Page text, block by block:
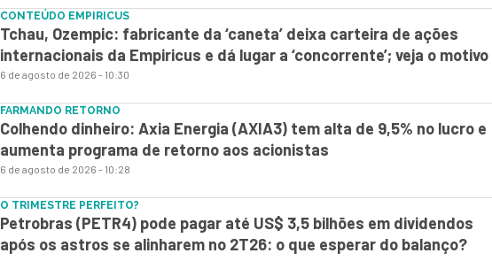
CONTEÚDO EMPIRICUS
Tchau, Ozempic: fabricante da ‘caneta’ deixa carteira de ações
internacionais da Empiricus e dá lugar a ‘concorrente’; veja o motivo
6 de agosto de 2026 - 10:30
FARMANDO RETORNO
Colhendo dinheiro: Axia Energia (AXIA3) tem alta de 9,5% no lucro e
aumenta programa de retorno aos acionistas
6 de agosto de 2026 - 10:28
O TRIMESTRE PERFEITO?
Petrobras (PETR4) pode pagar até US$ 3,5 bilhões em dividendos
após os astros se alinharem no 2T26: o que esperar do balanço?